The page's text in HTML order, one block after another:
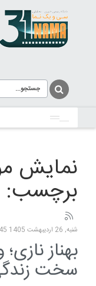
نمایش
برچسب:
شنبه, 26 ارديبهشت 1405 21:45
بهناز
سخت